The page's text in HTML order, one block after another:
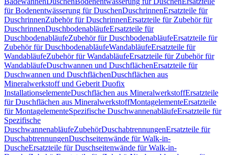
für Bodenentwässerung für DuschenDuschrinnenErsatzteile für
DuschrinnenZubehör für DuschrinnenErsatzteile für Zubehör für
DuschrinnenDuschbodenabläufeErsatzteile für
DuschbodenabläufeZubehör für DuschbodenabläufeErsatzteile für
Zubehör für DuschbodenabläufeWandabläufeErsatzteile für
WandabläufeZubehör für WandabläufeErsatzteile für Zubehör für
WandabläufeDuschwannen und DuschflächenErsatzteile für
Duschwannen und DuschflächenDuschflächen aus
Mineralwerkstoff und Geberit Duofix
InstallationselementeDuschflächen aus MineralwerkstoffErsatzteile
für Duschflächen aus MineralwerkstoffMontagelementeErsatzteile
für MontagelementeSpezifische DuschwannenabläufeErsatzteile für
Spezifische
DuschwannenabläufeZubehörDuschabtrennungenErsatzteile für
DuschabtrennungenDuschseitenwände für Walk-in-
DuscheErsatzteile für Duschseitenwände für Walk-in-